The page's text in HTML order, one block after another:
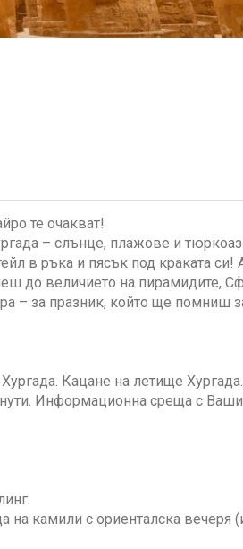
те очакват!
– слънце, плажове и
в ръка и пясък под краката си!
до величието на пирамидите,
– за празник, който ще помниш
Кацане на летище
Информационна среща с
на камили с ориенталска вечеря